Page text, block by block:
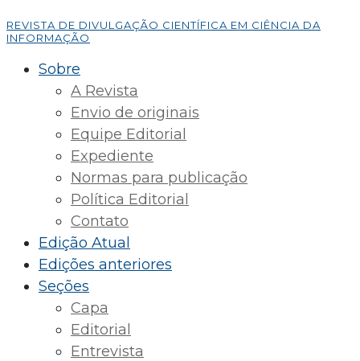
REVISTA DE DIVULGAÇÃO CIENTÍFICA EM CIÊNCIA DA
INFORMAÇÃO
Sobre
A Revista
Envio de originais
Equipe Editorial
Expediente
Normas para publicação
Política Editorial
Contato
Edição Atual
Edições anteriores
Seções
Capa
Editorial
Entrevista